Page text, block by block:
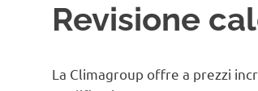
Revisione
La Climagroup offre a prezzi